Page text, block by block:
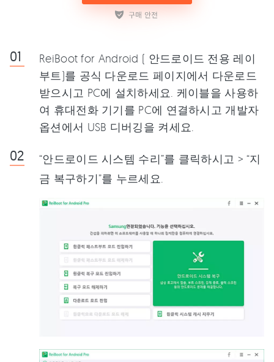
ReiBoot for Android ( 안드로이드 전용 레이
부트)를 공식 다운로드 페이지에서 다운로드
받으시고 PC에 설치하세요. 케이블을 사용하
여 휴대전화 기기를 PC에 연결하시고 개발자
옵션에서 USB 디버깅을 켜세요.
“안드로이드 시스템 수리”를 클릭하시고 > “지
금 복구하기”를 누르세요.